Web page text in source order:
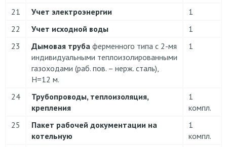
21
Учет электроэнергии
1
22
Учет исходной воды
1
23
Дымовая труба ферменного типа с 2-мя
индивидуальными теплоизолированными
газоходами (раб. пов. – нерж. сталь),
Н=12 м.
1
24
Трубопроводы, теплоизоляция,
крепления
1
компл.
25
Пакет рабочей документации на
котельную
1
компл.